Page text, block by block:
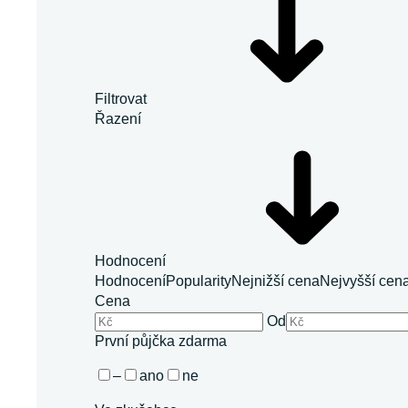
Filtrovat
Řazení
Hodnocení
HodnoceníPopularityNejnižší cenaNejvyšší
Cena
Od
První půjčka zdarma
– ano ne